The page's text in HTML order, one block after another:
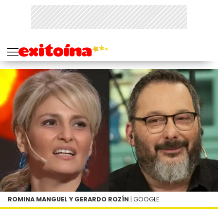
ROMINA MANGUEL Y GERARDO ROZÍN | GOOGLE